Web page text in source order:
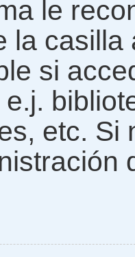
le
la casilla
si
etc. Si